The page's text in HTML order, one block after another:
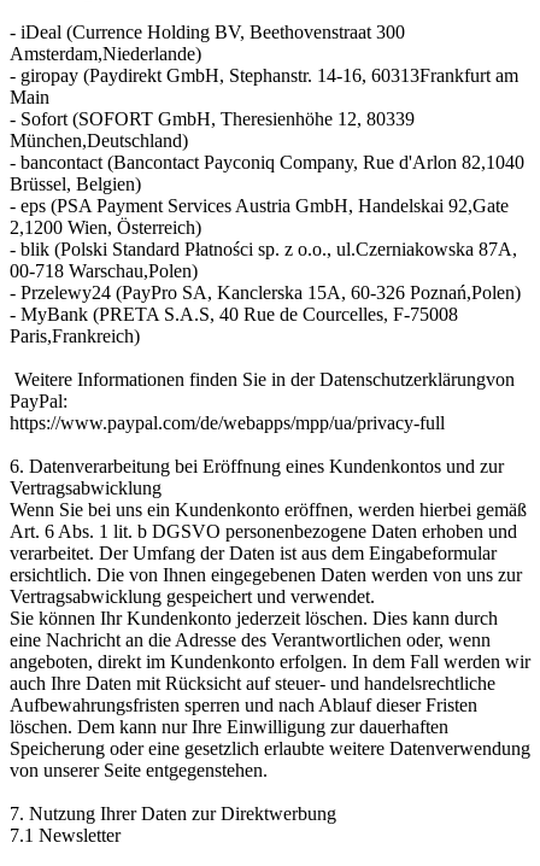
- iDeal (Currence Holding BV, Beethovenstraat 300
Amsterdam,Niederlande)
- giropay (Paydirekt GmbH, Stephanstr. 14-16, 60313Frankfurt am
Main
- Sofort (SOFORT GmbH, Theresienhöhe 12, 80339
München,Deutschland)
- bancontact (Bancontact Payconiq Company, Rue d'Arlon 82,1040
Brüssel, Belgien)
- eps (PSA Payment Services Austria GmbH, Handelskai 92,Gate
2,1200 Wien, Österreich)
- blik (Polski Standard Płatności sp. z o.o., ul.Czerniakowska 87A,
00-718 Warschau,Polen)
- Przelewy24 (PayPro SA, Kanclerska 15A, 60-326 Poznań,Polen)
- MyBank (PRETA S.A.S, 40 Rue de Courcelles, F-75008
Paris,Frankreich)
Weitere Informationen finden Sie in der Datenschutzerklärungvon
PayPal:
https://www.paypal.com/de/webapps/mpp/ua/privacy-full
6. Datenverarbeitung bei Eröffnung eines Kundenkontos und zur
Vertragsabwicklung
Wenn Sie bei uns ein Kundenkonto eröffnen, werden hierbei gemäß
Art. 6 Abs. 1 lit. b DGSVO personenbezogene Daten erhoben und
verarbeitet. Der Umfang der Daten ist aus dem Eingabeformular
ersichtlich. Die von Ihnen eingegebenen Daten werden von uns zur
Vertragsabwicklung gespeichert und verwendet.
Sie können Ihr Kundenkonto jederzeit löschen. Dies kann durch
eine Nachricht an die Adresse des Verantwortlichen oder, wenn
angeboten, direkt im Kundenkonto erfolgen. In dem Fall werden wir
auch Ihre Daten mit Rücksicht auf steuer- und handelsrechtliche
Aufbewahrungsfristen sperren und nach Ablauf dieser Fristen
löschen. Dem kann nur Ihre Einwilligung zur dauerhaften
Speicherung oder eine gesetzlich erlaubte weitere Datenverwendung
von unserer Seite entgegenstehen.
7. Nutzung Ihrer Daten zur Direktwerbung
7.1 Newsletter